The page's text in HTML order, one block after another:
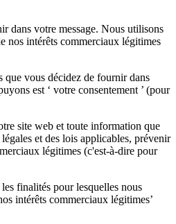
dans votre message. Nous utilisons
nos intérêts commerciaux légitimes
que vous décidez de fournir dans
est ‘ votre consentement ’ (pour
site web et toute information que
et des lois applicables, prévenir
légitimes (c'est-à-dire pour
finalités pour lesquelles nous
intérêts commerciaux légitimes’